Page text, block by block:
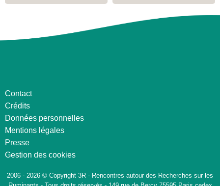
Contact
Crédits
Données personnelles
Mentions légales
Presse
Gestion des cookies
2006 - 2026 © Copyright 3R - Rencontres autour des Recherches sur les